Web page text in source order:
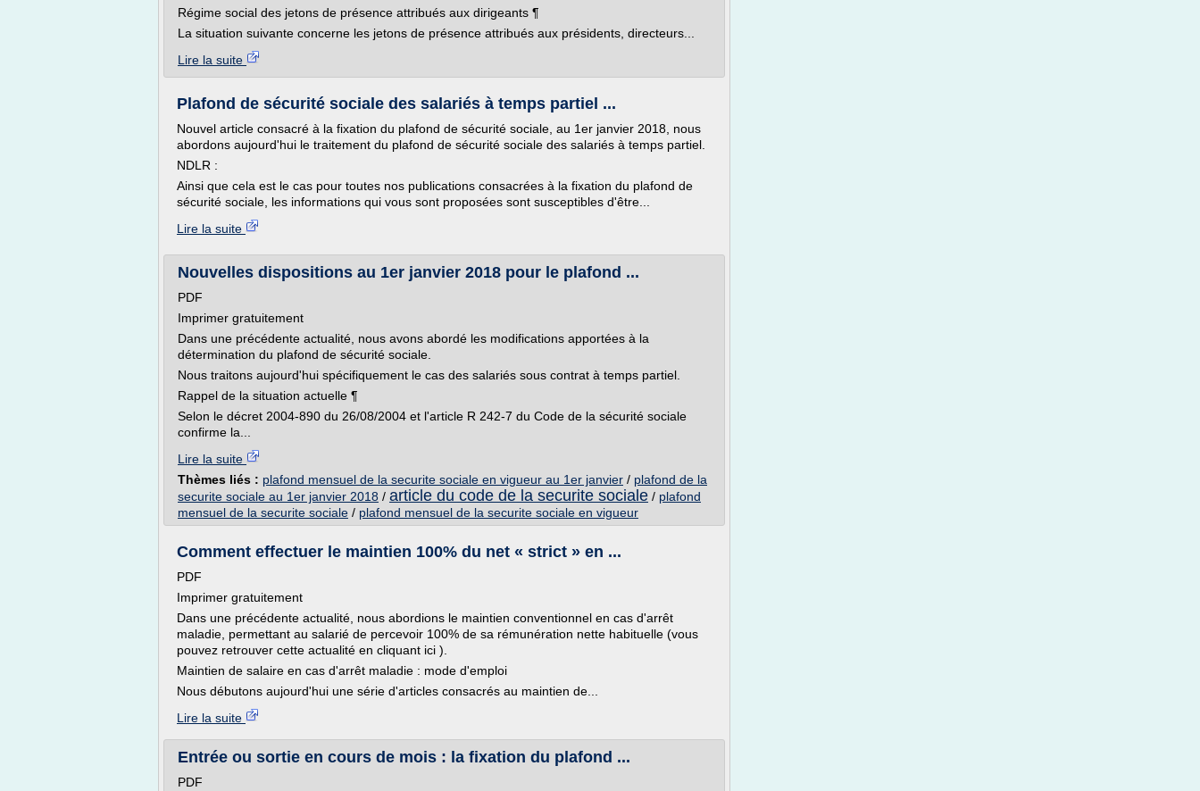
Régime social des jetons de présence attribués aux dirigeants ¶
La situation suivante concerne les jetons de présence attribués aux présidents, directeurs...
Lire la suite
Plafond de sécurité sociale des salariés à temps partiel ...
Nouvel article consacré à la fixation du plafond de sécurité sociale, au 1er janvier 2018, nous
abordons aujourd'hui le traitement du plafond de sécurité sociale des salariés à temps partiel.
NDLR :
Ainsi que cela est le cas pour toutes nos publications consacrées à la fixation du plafond de
sécurité sociale, les informations qui vous sont proposées sont susceptibles d'être...
Lire la suite
Nouvelles dispositions au 1er janvier 2018 pour le plafond ...
PDF
Imprimer gratuitement
Dans une précédente actualité, nous avons abordé les modifications apportées à la
détermination du plafond de sécurité sociale.
Nous traitons aujourd'hui spécifiquement le cas des salariés sous contrat à temps partiel.
Rappel de la situation actuelle ¶
Selon le décret 2004-890 du 26/08/2004 et l'article R 242-7 du Code de la sécurité sociale
confirme la...
Lire la suite
Thèmes liés : plafond mensuel de la securite sociale en vigueur au 1er janvier / plafond de la
securite sociale au 1er janvier 2018 / article du code de la securite sociale / plafond
mensuel de la securite sociale / plafond mensuel de la securite sociale en vigueur
Comment effectuer le maintien 100% du net « strict » en ...
PDF
Imprimer gratuitement
Dans une précédente actualité, nous abordions le maintien conventionnel en cas d'arrêt
maladie, permettant au salarié de percevoir 100% de sa rémunération nette habituelle (vous
pouvez retrouver cette actualité en cliquant ici ).
Maintien de salaire en cas d'arrêt maladie : mode d'emploi
Nous débutons aujourd'hui une série d'articles consacrés au maintien de...
Lire la suite
Entrée ou sortie en cours de mois : la fixation du plafond ...
PDF